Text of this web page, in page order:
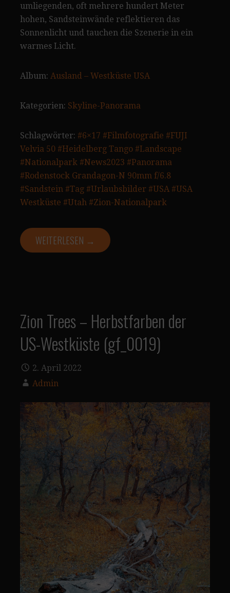
umliegenden, oft mehrere hundert Meter
hohen, Sandsteinwände reflektieren das
Sonnenlicht und tauchen die Szenerie in ein
warmes Licht.
Album: Ausland – Westküste USA
Kategorien: Skyline-Panorama
Schlagwörter: #6×17 #Filmfotografie #FUJI
Velvia 50 #Heidelberg Tango #Landscape
#Nationalpark #News2023 #Panorama
#Rodenstock Grandagon-N 90mm f/6.8
#Sandstein #Tag #Urlaubsbilder #USA #USA
Westküste #Utah #Zion-Nationalpark
WEITERLESEN →
Zion Trees – Herbstfarben der
US-Westküste (gf_0019)
2. April 2022
Admin